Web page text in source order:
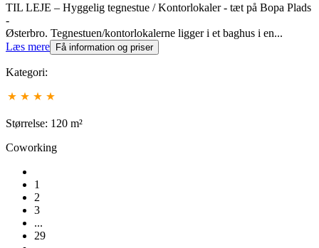
TIL LEJE – Hyggelig tegnestue / Kontorlokaler - tæt på Bopa Plads
-
Østerbro. Tegnestuen/kontorlokalerne ligger i et baghus i en...
Læs mere Få information og priser
Kategori:
Størrelse: 120 m²
Coworking
1
2
3
...
29